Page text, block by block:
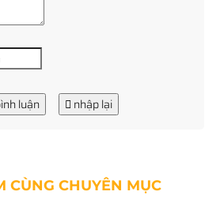
luận nhập lại
CÙNG CHUYÊN MỤC